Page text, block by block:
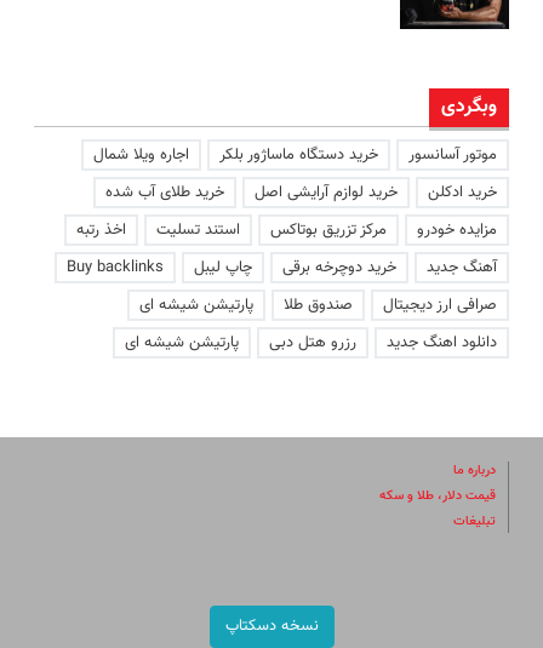
وبگردی
موتور آسانسور خرید دستگاه ماساژور بلکر
اجاره ویلا شمال
خرید ادکلن
خرید لوازم آرایشی اصل
خرید طلای آب شده
مزایده خودرو
مرکز تزریق بوتاکس استند تسلیت
اخذ رتبه
آهنگ جدید
خرید دوچرخه برقی چاپ لیبل
Buy backlinks
صرافی ارز دیجیتال
صندوق طلا
پارتیشن شیشه ای
دانلود اهنگ جدید
رزرو هتل دبی پارتیشن شیشه ای
درباره ما
قیمت دلار، طلا و سکه
تبلیغات
نسخه دسکتاپ